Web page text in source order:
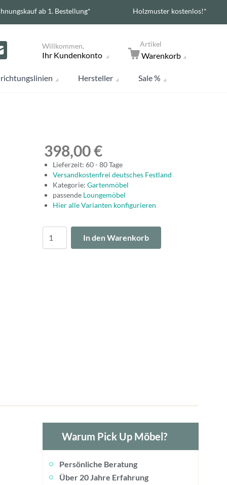
ab 1. Bestellung* Holzmuster kostenlos!*
Willkommen,
Ihr Kundenkonto
Artikel
Warenkorb
Hersteller Sale %
398,00 €
Lieferzeit: 60 - 80 Tage
Versandkostenfrei deutsches Festland
Kategorie: Gartenmöbel
passende Loungemöbel
Hier alle Varianten konfigurieren
In den Warenkorb
Warum Pick Up Möbel?
Persönliche Beratung
Über 20 Jahre Erfahrung